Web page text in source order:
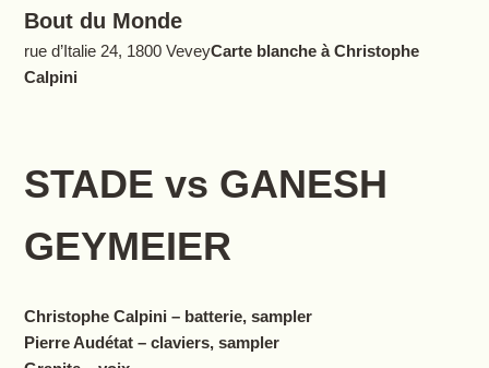
Bout du Monde
rue d’Italie 24, 1800 VeveyCarte blanche à Christophe
Calpini
STADE vs GANESH
GEYMEIER
Christophe Calpini – batterie, sampler
Pierre Audétat – claviers, sampler